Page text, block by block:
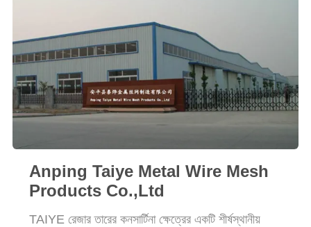
Anping Taiye Metal Wire Mesh
Products Co.,Ltd
TAIYE রেজার তারের কনসার্টিনা ক্ষেত্রের একটি শীর্ষস্থানীয়